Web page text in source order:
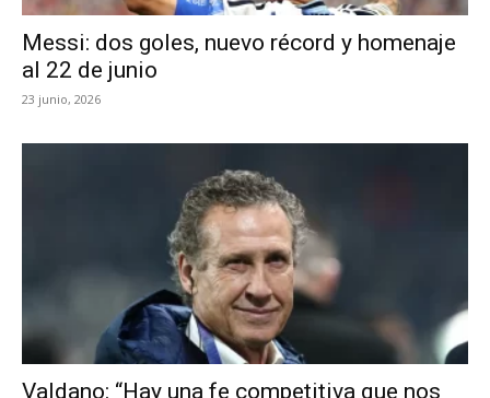
Messi: dos goles, nuevo récord y homenaje
al 22 de junio
23 junio, 2026
Valdano: “Hay una fe competitiva que nos